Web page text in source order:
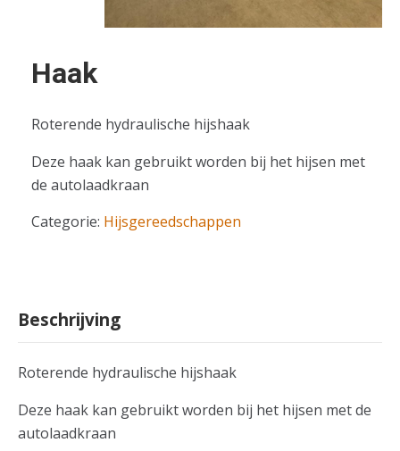
Haak
Roterende hydraulische hijshaak
Deze haak kan gebruikt worden bij het hijsen met
de autolaadkraan
Categorie: Hijsgereedschappen
Beschrijving
Roterende hydraulische hijshaak
Deze haak kan gebruikt worden bij het hijsen met de
autolaadkraan